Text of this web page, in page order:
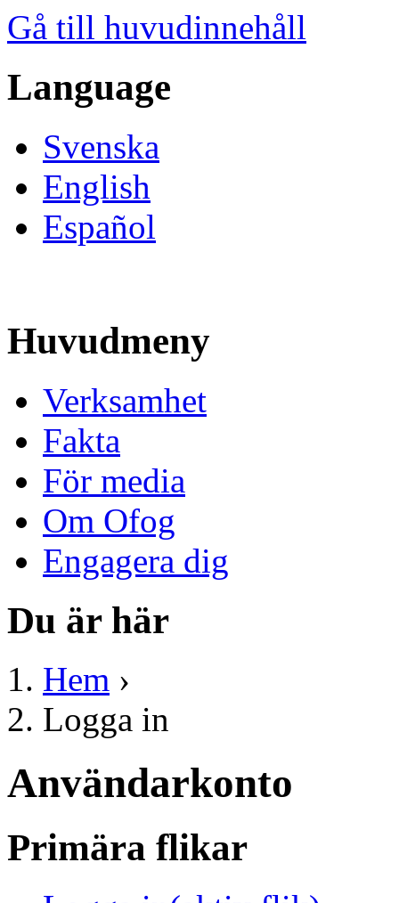
Gå till huvudinnehåll
Language
Svenska
English
Español
Huvudmeny
Verksamhet
Fakta
För media
Om Ofog
Engagera dig
Du är här
Hem ›
Logga in
Användarkonto
Primära flikar